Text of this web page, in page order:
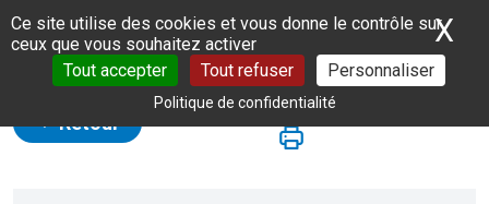
Panneau de gestion des cookies
Ce site utilise des cookies et vous donne le contrôle sur
ceux que vous souhaitez activer
Tout accepter
Tout refuser Personnaliser
Politique de confidentialité
X
Retour